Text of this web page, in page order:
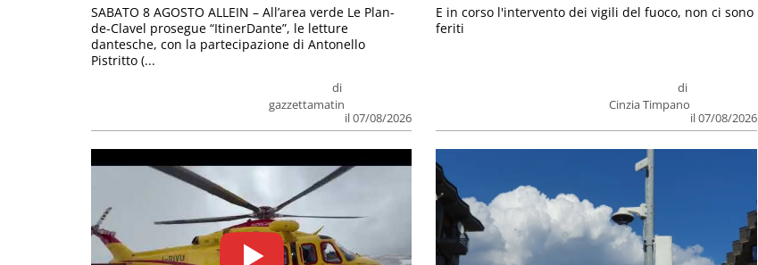
di
gazzettamatin
il 07/08/2026
SABATO 8 AGOSTO ALLEIN – All’area verde Le Plan-
de-Clavel prosegue “ItinerDante”, le letture
dantesche, con la partecipazione di Antonello
Pistritto (...
di
Cinzia Timpano
il 07/08/2026
E in corso l'intervento dei vigili del fuoco, non ci sono
feriti